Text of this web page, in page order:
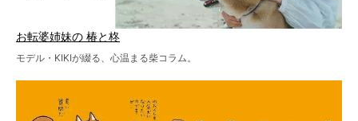
お転婆姉妹の 椿と柊
モデル・KIKIが綴る、心温まる柴コラム。